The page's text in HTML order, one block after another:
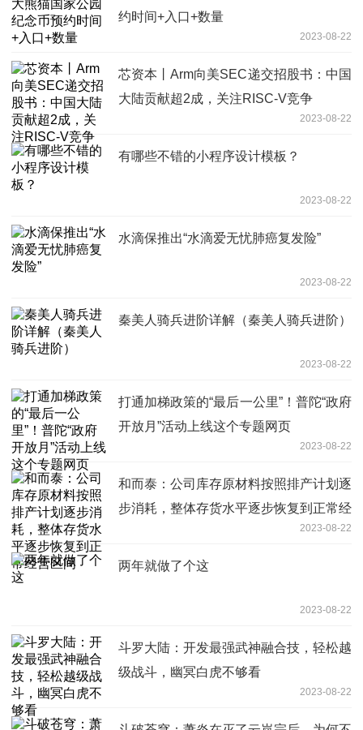
约时间+入口+数量
2023-08-22
芯资本丨Arm向美SEC递交招股书：中国
大陆贡献超2成，关注RISC-V竞争
2023-08-22
有哪些不错的小程序设计模板？
2023-08-22
水滴保推出“水滴爱无忧肺癌复发险”
2023-08-22
秦美人骑兵进阶详解（秦美人骑兵进阶）
2023-08-22
打通加梯政策的“最后一公里”！普陀“政府
开放月”活动上线这个专题网页
2023-08-22
和而泰：公司库存原材料按照排产计划逐
步消耗，整体存货水平逐步恢复到正常经
2023-08-22
两年就做了个这
2023-08-22
斗罗大陆：开发最强武神融合技，轻松越
级战斗，幽冥白虎不够看
2023-08-22